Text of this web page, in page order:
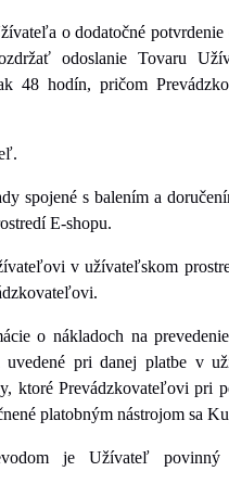
o dodatočné
odoslanie Tovaru
48 hodín, pričom
spojené s balením a
E-shopu.
v užívateľskom
o nákladoch na
pri danej platbe v
ktoré Prevádzkovateľovi pri
platobným nástrojom sa
je Užívateľ